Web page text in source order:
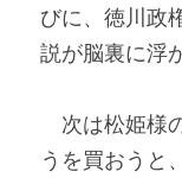
びに、徳川政
説が脳裏に浮
次は松姫様
うを買おうと